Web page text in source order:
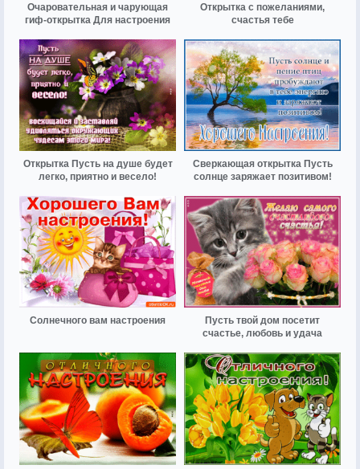
Очаровательная и чарующая
гиф-открытка Для настроения
Открытка с пожеланиями,
счастья тебе
Открытка Пусть на душе будет
легко, приятно и весело!
Сверкающая открытка Пусть
солнце заряжает позитивом!
Солнечного вам настроения
Пусть твой дом посетит
счастье, любовь и удача